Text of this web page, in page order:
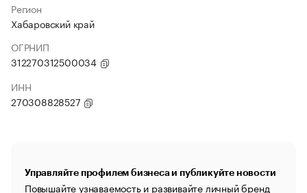
Регион
Хабаровский край
ОГРНИП
312270312500034
ИНН
270308828527
Управляйте профилем бизнеса и публикуйте новости
Повышайте узнаваемость и развивайте личный бренд